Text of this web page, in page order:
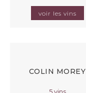
voir les vins
COLIN MOREY
5 vins